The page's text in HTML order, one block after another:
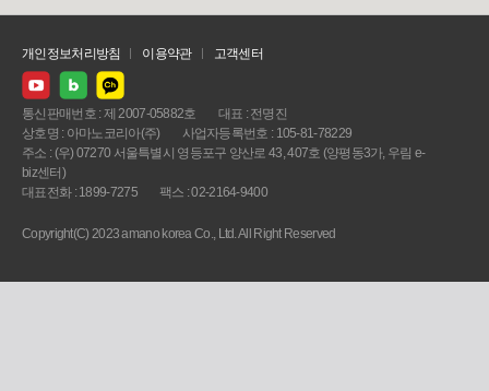
개인정보처리방침 이용약관 고객센터
통신판매번호 : 제 2007-05882호
대표 : 전명진
상호명 : 아마노코리아(주)
사업자등록번호 : 105-81-78229
주소 : (우) 07270 서울특별시 영등포구 양산로 43, 407호 (양평동3가, 우림 e-
biz센터)
대표전화 : 1899-7275
팩스 : 02-2164-9400
Copyright(C) 2023 amano korea Co., Ltd. All Right Reserved